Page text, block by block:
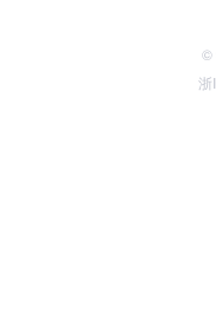
©
浙